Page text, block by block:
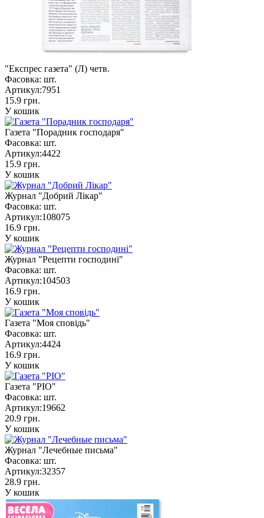
"Експрес газета" (Л) четв.
Фасовка: шт.
Артикул:7951
15.9 грн.
У кошик
Газета "Порадник господаря"
Фасовка: шт.
Артикул:4422
15.9 грн.
У кошик
Журнал "Добрий Лікар"
Фасовка: шт.
Артикул:108075
16.9 грн.
У кошик
Журнал "Рецепти господині"
Фасовка: шт.
Артикул:104503
16.9 грн.
У кошик
Газета "Моя сповідь"
Фасовка: шт.
Артикул:4424
16.9 грн.
У кошик
Газета "РІО"
Фасовка: шт.
Артикул:19662
20.9 грн.
У кошик
Журнал "Лечебные письма"
Фасовка: шт.
Артикул:32357
28.9 грн.
У кошик